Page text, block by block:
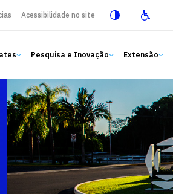
Acessibilidade no site
Pesquisa e Inovação Extensão